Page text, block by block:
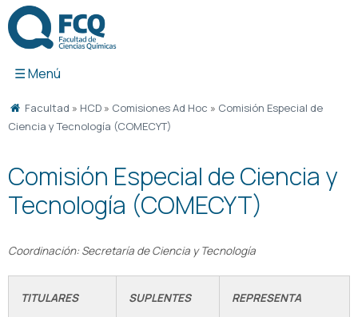
contenido
Facultad » HCD » Comisiones Ad Hoc » Comisión Especial de
Ciencia y Tecnología (COMECYT)
Comisión Especial de Ciencia y
Tecnología (COMECYT)
Coordinación: Secretaría de Ciencia y Tecnología
TITULARES SUPLENTES REPRESENTA